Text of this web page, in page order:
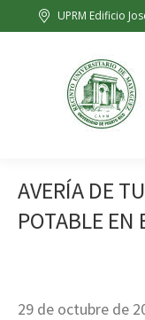
UPRM Edificio
AVERÍA DE
POTABLE EN
29 de octubre de